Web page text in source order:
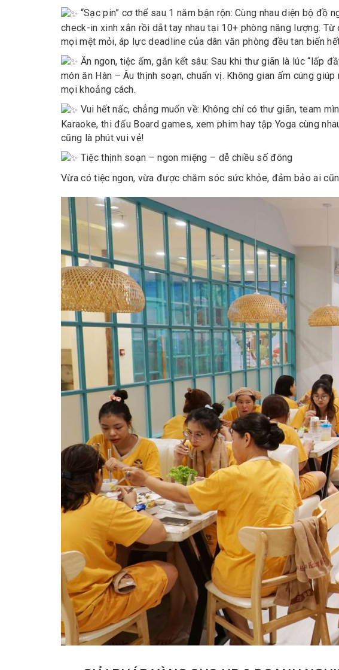
“Sạc pin” cơ thể sau 1 năm bận rộn: Cùng nhau diện bộ đồ
check-in xinh xắn rồi dắt tay nhau tại 10+ phòng năng lượng.
mọi mệt mỏi, áp lực deadline của dân văn phòng đều tan biến
Ăn ngon, tiệc ấm, gắn kết sâu: Sau khi thư giãn là lúc “lấp
món ăn Hàn – Âu thịnh soạn, chuẩn vị. Không gian ấm cúng
mọi khoảng cách.
Vui hết nấc, chẳng muốn về: Không chỉ có thư giãn, team
Karaoke, thi đấu Board games, xem phim hay tập Yoga cùng
cũng là phút vui vẻ!
Tiệc thịnh soạn – ngon miệng – dễ chiều số đông
Vừa có tiệc ngon, vừa được chăm sóc sức khỏe, đảm bảo ai